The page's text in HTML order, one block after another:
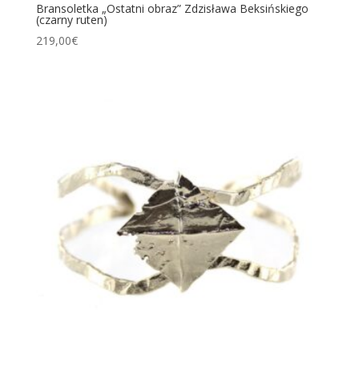
Bransoletka „Ostatni obraz” Zdzisława Beksińskiego
(czarny ruten)
219,00€